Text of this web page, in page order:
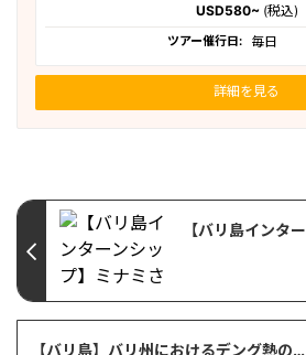
USD580~ (税込)
ツアー催行日: 毎日
詳細を見る
【バリ島】バリ州におけるデング熱の流行